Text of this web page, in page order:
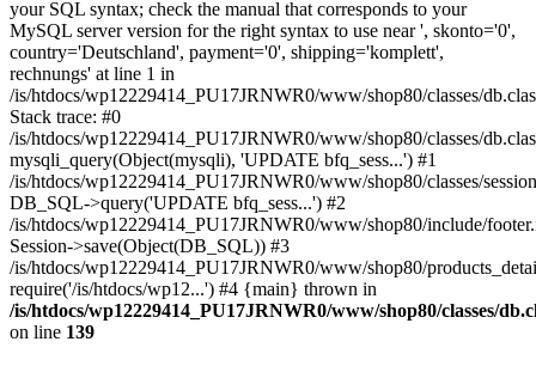
your SQL syntax; check the manual that corresponds to your
MySQL server version for the right syntax to use near ', skonto='0',
country='Deutschland', payment='0', shipping='komplett',
rechnungs' at line 1 in
/is/htdocs/wp12229414_PU17JRNWR0/www/shop80/classes/
Stack trace: #0
/is/htdocs/wp12229414_PU17JRNWR0/www/shop80/classes/
mysqli_query(Object(mysqli), 'UPDATE bfq_sess...') #1
/is/htdocs/wp12229414_PU17JRNWR0/www/shop80/classes/
DB_SQL->query('UPDATE bfq_sess...') #2
/is/htdocs/wp12229414_PU17JRNWR0/www/shop80/include/
Session->save(Object(DB_SQL)) #3
/is/htdocs/wp12229414_PU17JRNWR0/www/shop80/
require('/is/htdocs/wp12...') #4 {main} thrown in
/is/htdocs/wp12229414_PU17JRNWR0/www/shop80/classes/
on line 139